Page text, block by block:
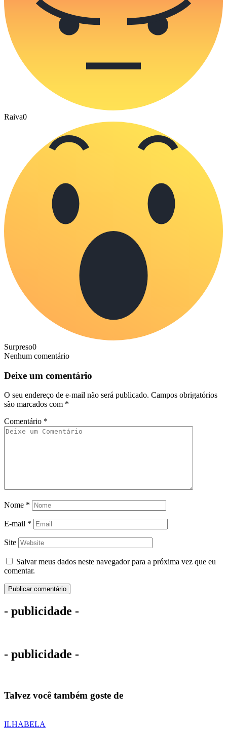
Raiva0
Surpreso0
Nenhum comentário
Deixe um comentário
O seu endereço de e-mail não será publicado. Campos obrigatórios
são marcados com *
Comentário *
Nome *
E-mail *
Site
Salvar meus dados neste navegador para a próxima vez que eu
comentar.
- publicidade -
- publicidade -
Talvez você também goste de
ILHABELA